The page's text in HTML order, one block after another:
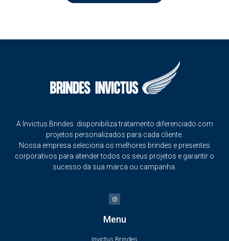
A Invictus Brindes disponibiliza tratamento diferenciado com
projetos personalizados para cada cliente.
Nossa empresa seleciona os melhores brindes e presentes
corporativos para atender todos os seus projetos e garantir o
sucesso da sua marca ou campanha.
Menu
Invictus Brindes